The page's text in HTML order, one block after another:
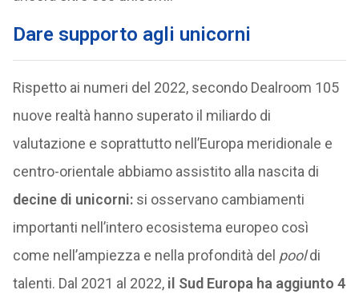
Dare supporto agli unicorni
Rispetto ai numeri del 2022, secondo Dealroom 105
nuove realtà hanno superato il miliardo di
valutazione e soprattutto nell’Europa meridionale e
centro-orientale abbiamo assistito alla nascita di
decine di unicorni:si osservano cambiamenti
importanti nell’intero ecosistema europeo così
come nell’ampiezza e nella profondità del pooldi
talenti. Dal 2021 al 2022,il Sud Europa ha aggiunto 4